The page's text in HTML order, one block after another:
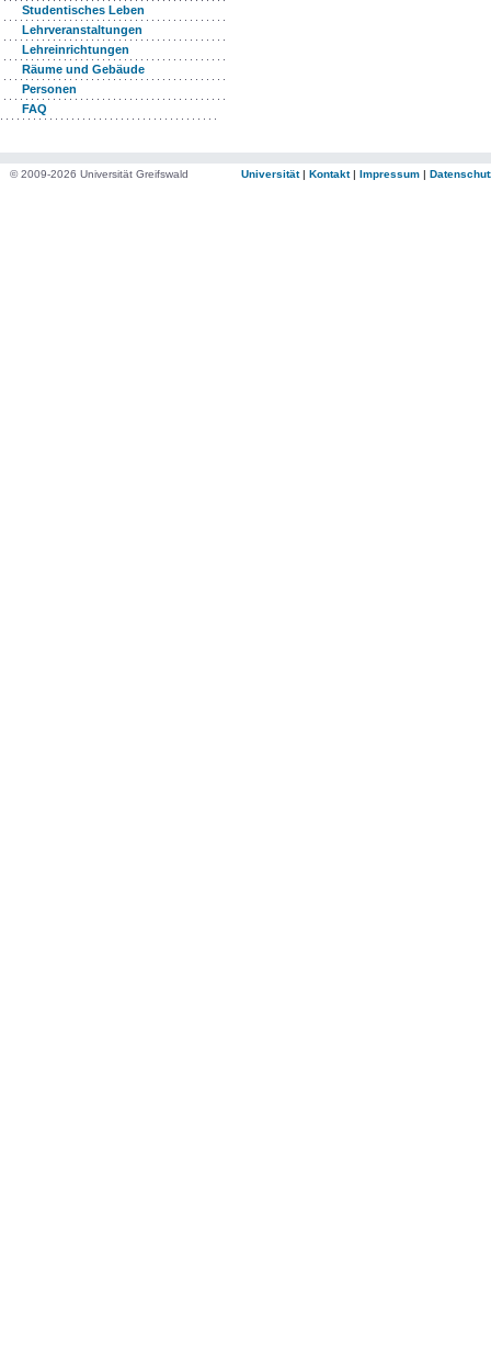
Studentisches Leben
Lehrveranstaltungen
Lehreinrichtungen
Räume und Gebäude
Personen
FAQ
© 2009-2026 Universität Greifswald Universität| Kontakt| Impressum |